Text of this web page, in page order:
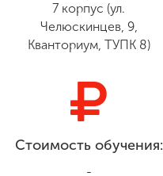
7 корпус (ул.
Челюскинцев, 9,
Кванториум, ТУПК 8)
Стоимость обучения:
-